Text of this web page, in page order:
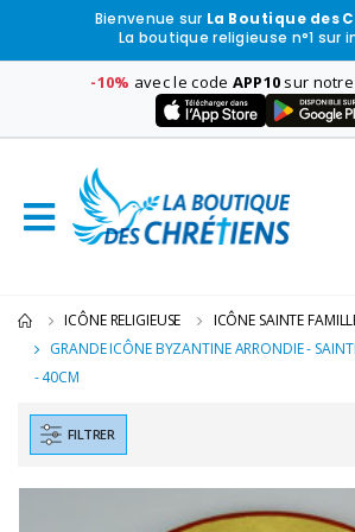
Bienvenue sur La Boutique des
La boutique religieuse n°1 sur
-10% avec le code APP10 sur
ICÔNE RELIGIEUSE
ICÔNE SAINTE
GRANDE ICÔNE BYZANTINE ARRONDIE -
- 40CM
FILTRER